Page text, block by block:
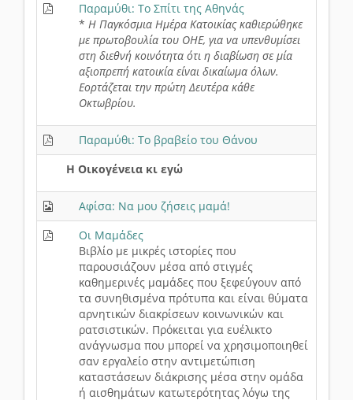
Παραμύθι: Το Σπίτι της Αθηνάς
* Η Παγκόσμια Ημέρα Κατοικίας καθιερώθηκε
με πρωτοβουλία του ΟΗΕ, για να υπενθυμίσει
στη διεθνή κοινότητα ότι η διαβίωση σε μία
αξιοπρεπή κατοικία είναι δικαίωμα όλων.
Εορτάζεται την πρώτη Δευτέρα κάθε
Οκτωβρίου.
Παραμύθι: Το βραβείο του Θάνου
Η Οικογένεια κι εγώ
Αφίσα: Να μου ζήσεις μαμά!
Οι Μαμάδες
Βιβλίο με μικρές ιστορίες που
παρουσιάζουν μέσα από στιγμές
καθημερινές μαμάδες που ξεφεύγουν από
τα συνηθισμένα πρότυπα και είναι θύματα
αρνητικών διακρίσεων κοινωνικών και
ρατσιστικών. Πρόκειται για ευέλικτο
ανάγνωσμα που μπορεί να χρησιμοποιηθεί
σαν εργαλείο στην αντιμετώπιση
καταστάσεων διάκρισης μέσα στην ομάδα
ή αισθημάτων κατωτερότητας λόγω της